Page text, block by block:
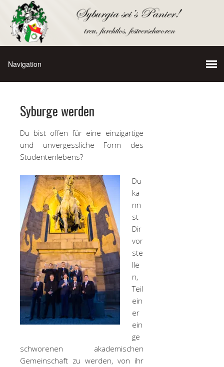
Syburge werden
Du bist offen für eine einzigartige
und unvergessliche Form des
Studentenlebens?
Du
ka
nn
st
Dir
vor
ste
lle
n,
Teil
ein
er
ein
ge
schworenen akademischen
Gemeinschaft zu werden, von ihr